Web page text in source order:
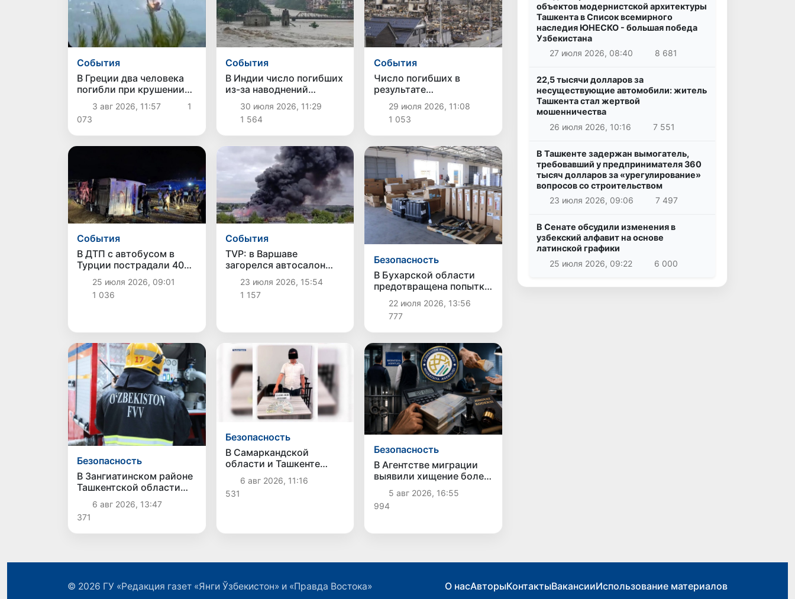
Cобытия
В Греции два человека
погибли при крушении
пожарных вертолетов
3 авг 2026, 11:57
1
073
Cобытия
В Индии число погибших
из-за наводнений
возросло до 78 человек
30 июля 2026, 11:29
1 564
Cобытия
Число погибших в
результате
землетрясения в Японии
выросло до 13 человек
29 июля 2026, 11:08
1 053
Cобытия
В ДТП с автобусом в
Турции пострадали 40
человек
25 июля 2026, 09:01
1 036
Cобытия
TVP: в Варшаве
загорелся автосалон
Ford площадью более 3
тыс. кв. м
23 июля 2026, 15:54
1 157
Безопасность
В Бухарской области
предотвращена попытка
незаконного ввоза
автозапчастей
стоимостью около 3,5
млрд сумов
22 июля 2026, 13:56
777
Безопасность
В Зангиатинском районе
Ташкентской области
произошёл пожар в
магазине
6 авг 2026, 13:47
371
Безопасность
В Самаркандской
области и Ташкенте
пресечены факты
коррупции и
мошенничества
6 авг 2026, 11:16
531
Безопасность
В Агентстве миграции
выявили хищение более
1 млрд сумов
бюджетных средств
5 авг 2026, 16:55
994
объектов модернистской архитектуры
Ташкента в Список всемирного
наследия ЮНЕСКО - большая победа
Узбекистана
27 июля 2026, 08:40
8 681
22,5 тысячи долларов за
несуществующие автомобили: житель
Ташкента стал жертвой
мошенничества
26 июля 2026, 10:16
7 551
В Ташкенте задержан вымогатель,
требовавший у предпринимателя 360
тысяч долларов за «урегулирование»
вопросов со строительством
23 июля 2026, 09:06
7 497
В Сенате обсудили изменения в
узбекский алфавит на основе
латинской графики
25 июля 2026, 09:22
6 000
© 2026 ГУ «Редакция газет «Янги Ўзбекистон» и «Правда Востока» О насАвторыКонтактыВакансииИспользование материалов